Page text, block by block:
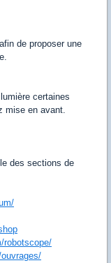
de proposer une
certaines
mise en avant.
des sections de
robotscope/